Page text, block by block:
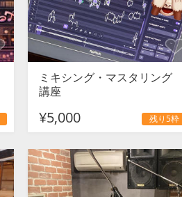
ミキシング・マスタリング
講座
¥5,000 残り5枠